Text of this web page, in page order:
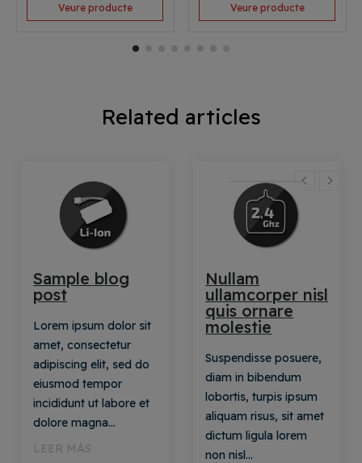
Veure producte Veure producte
Related articles
Sample blog
post
Lorem ipsum dolor sit
amet, consectetur
adipiscing elit, sed do
eiusmod tempor
incididunt ut labore et
dolore magna...
LEER MÁS
Nullam
ullamcorper nisl
quis ornare
molestie
Suspendisse posuere,
diam in bibendum
lobortis, turpis ipsum
aliquam risus, sit amet
dictum ligula lorem
non nisl...